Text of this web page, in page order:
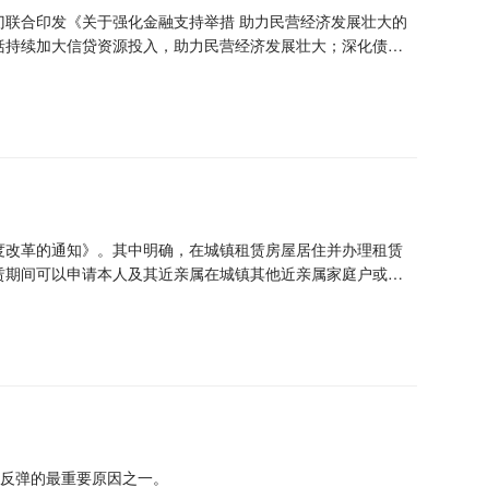
合印发《关于强化金融支持举措 助力民营经济发展壮大的
续加大信贷资源投入，助力民营经济发展壮大；深化债券
革的通知》。其中明确，在城镇租赁房屋居住并办理租赁
间可以申请本人及其近亲属在城镇其他近亲属家庭户或者
弹的最重要原因之一。